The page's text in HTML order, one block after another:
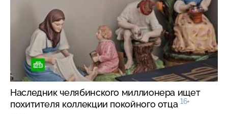
Наследник челябинского миллионера ищет
похитителя коллекции покойного отца 16+